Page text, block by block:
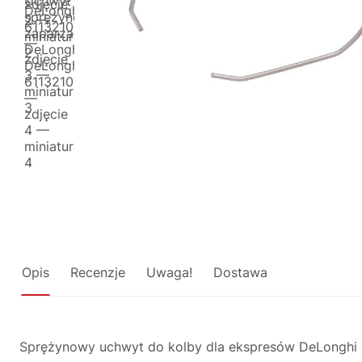
Opis Recenzje Uwaga! Dostawa
Sprężynowy uchwyt do kolby dla ekspresów